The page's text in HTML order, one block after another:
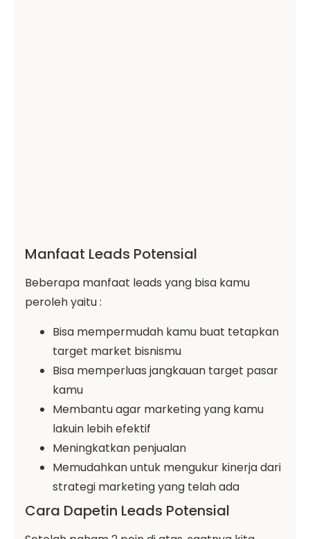
Manfaat Leads Potensial
Beberapa manfaat leads yang bisa kamu
peroleh yaitu :
Bisa mempermudah kamu buat tetapkan
target market bisnismu
Bisa memperluas jangkauan target pasar
kamu
Membantu agar marketing yang kamu
lakuin lebih efektif
Meningkatkan penjualan
Memudahkan untuk mengukur kinerja dari
strategi marketing yang telah ada
Cara Dapetin Leads Potensial